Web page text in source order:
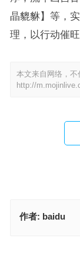
晶貔貅】等，
理，以行动催
本文来自网络，不
http://
作者: baidu